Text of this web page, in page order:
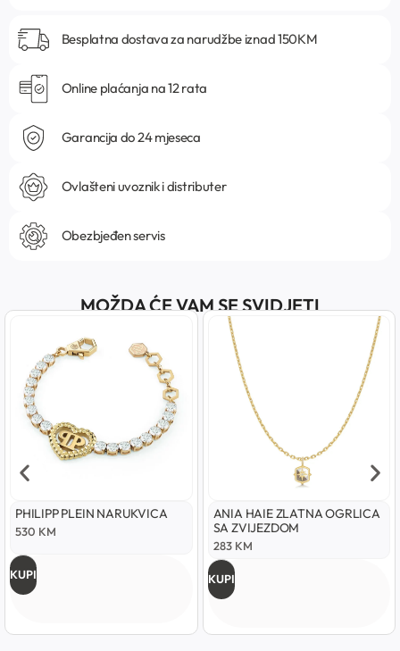
Besplatna dostava za narudžbe iznad 150KM
Online plaćanja na 12 rata
Garancija do 24 mjeseca
Ovlašteni uvoznik i distributer
Obezbjeđen servis
MOŽDA ĆE VAM SE SVIDJETI
PHILIPP PLEIN NARUKVICA
530 KM
KUPI
ANIA HAIE ZLATNA OGRLICA
SA ZVIJEZDOM
283 KM
KUPI